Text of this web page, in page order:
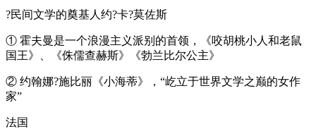
?民间文学的奠基人约?卡?莫佐斯
① 霍夫曼是一个浪漫主义派别的首领，《咬胡桃小人和老鼠
国王》、《侏儒查赫斯》《勃兰比尔公主》
② 约翰娜?施比丽《小海蒂》，“屹立于世界文学之巅的女作
家”
法国